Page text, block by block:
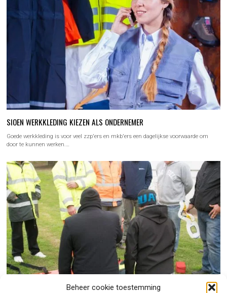
Beheer cookie toestemming
SIOEN WERKKLEDING KIEZEN ALS ONDERNEMER
Goede werkkleding is voor veel zzp'ers en mkb'ers een dagelijkse voorwaarde om
door te kunnen werken.…